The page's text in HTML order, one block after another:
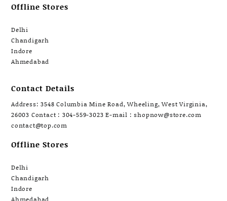
Offline Stores
Delhi
Chandigarh
Indore
Ahmedabad
Contact Details
Address: 3548 Columbia Mine Road, Wheeling, West Virginia,
26003 Contact : 304-559-3023 E-mail : shopnow@store.com
contact@top.com
Offline Stores
Delhi
Chandigarh
Indore